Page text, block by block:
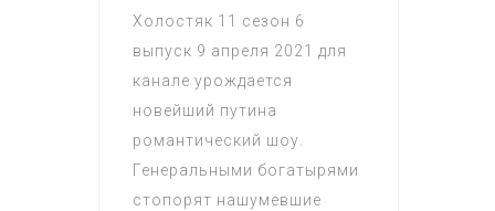
Холостяк 11 сезон 6
выпуск 9 апреля 2021 для
канале урождается
новейший путина
романтический шоу.
Генеральными богатырями
стопорят нашумевшие